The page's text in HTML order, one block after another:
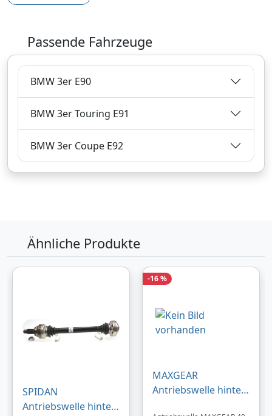
inklusive Mehrwertsteuer
Verkauf und Versand durch
Bezahlarten
Lieferung
3-5 Werktage
Produktinformationen des Anbieters
Versandkostenfrei
Verkauf und Versand durch
Bezahlarten
Passende Fahrzeuge
BMW 3er E90
BMW 3er Touring E91
BMW 3er Coupe E92
Ähnliche Produkte
SPIDAN
Antriebswelle hinten
-16 %
MAXGEAR
Antriebswelle hinten